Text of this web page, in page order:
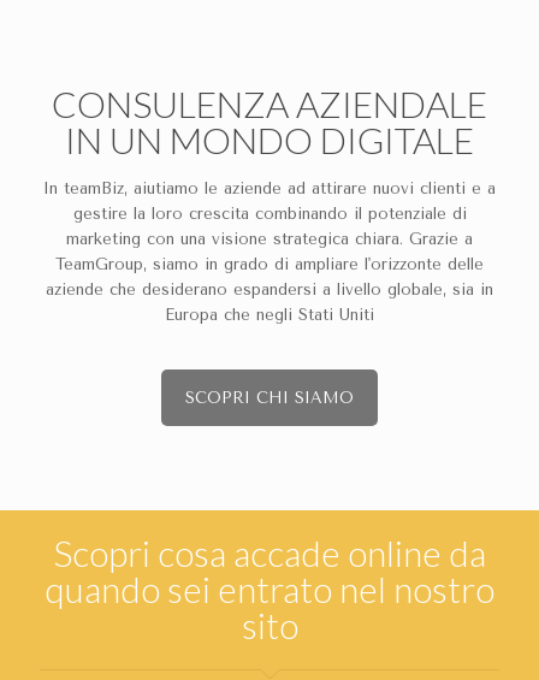
CONSULENZA AZIENDALE
IN UN MONDO DIGITALE
In teamBiz, aiutiamo le aziende ad attirare nuovi clienti e a
gestire la loro crescita combinando il potenziale di
marketing con una visione strategica chiara. Grazie a
TeamGroup, siamo in grado di ampliare l'orizzonte delle
aziende che desiderano espandersi a livello globale, sia in
Europa che negli Stati Uniti
SCOPRI CHI SIAMO
Scopri cosa accade online da
quando sei entrato nel nostro
sito